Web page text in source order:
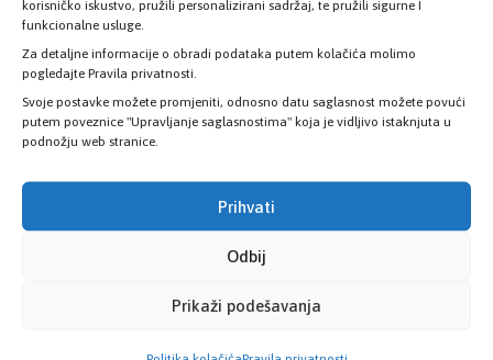
korisničko iskustvo, pružili personalizirani sadržaj, te pružili sigurne I
funkcionalne usluge.
Za detaljne informacije o obradi podataka putem kolačića molimo
pogledajte Pravila privatnosti.
Svoje postavke možete promjeniti, odnosno datu saglasnost možete povući
putem poveznice "Upravljanje saglasnostima" koja je vidljivo istaknjuta u
podnožju web stranice.
Prihvati
Odbij
Prikaži podešavanja
Samit je okupio više od 3.500 učesnika uživo i više od
21.000 online, kroz 67 sesija i 380 govornika, od kojih je